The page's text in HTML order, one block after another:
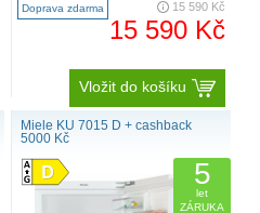
Doprava zdarma 15 590 Kč
15 590 Kč
Vložit do košíku
Miele KU 7015 D + cashback
5000 Kč
5
let
ZÁRUKA